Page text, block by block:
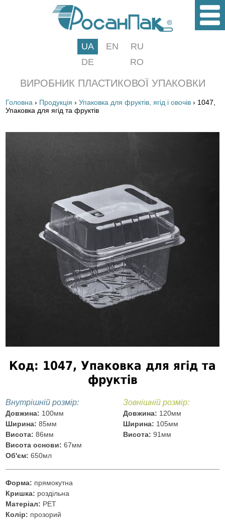
UA EN
RU
DE
RO
ВИРОБНИК ПЛАСТИКОВОЇ УПАКОВКИ
Головна › Продукція ›Упаковка для фруктів, ягід і овочів › 1047,
Упаковка для ягід та фруктів
Код: 1047, Упаковка для ягід та
фруктів
Внутрішній розмір:
Довжина: 100мм
Ширина: 85мм
Висота: 86мм
Висота основи: 67мм
Об'єм: 650мл
Зовнішній розмір:
Довжина: 120мм
Ширина: 105мм
Висота: 91мм
Форма: прямокутна
Кришка: роздільна
Матеріал: PET
Колір: прозорий